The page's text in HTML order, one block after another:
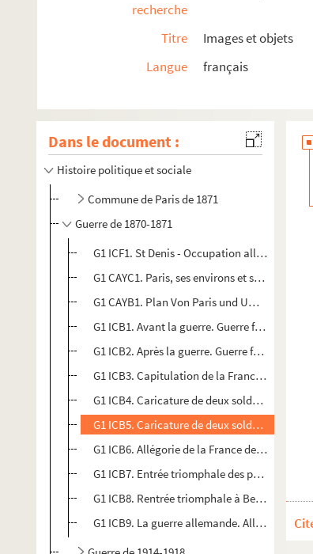
recherche
Titre
Images et objets
Langue
français
Dans le document :
Histoire politique et sociale
Commune de Paris de 1871
Guerre de 1870-1871
G1 ICF1. St Denis - Occupation allemande.
G1 CAYC1. Paris, ses environs et ses
G1 CAYB1. Plan Von Paris und Umgebung
G1 ICB1. Avant la guerre. Guerre franco-
G1 ICB2. Après la guerre. Guerre franco-
G1 ICB3. Capitulation de la France. Guerre
G1 ICB4. Caricature de deux soldats
G1 ICB5. Caricature de deux soldats
G1 ICB6. Allégorie de la France de 1870.
G1 ICB7. Entrée triomphale des prussiens à
G1 ICB8. Rentrée triomphale à Berlin.
G1 ICB9. La guerre allemande. Allégorie de